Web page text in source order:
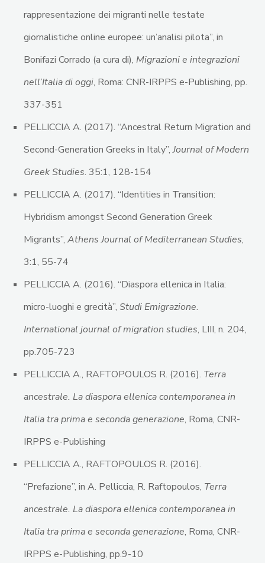
rappresentazione dei migranti nelle testate
giornalistiche online europee: un’analisi pilota”, in
Bonifazi Corrado (a cura di), Migrazioni e integrazioni
nell’Italia di oggi, Roma: CNR-IRPPS e-Publishing, pp.
337-351
PELLICCIA A. (2017). “Ancestral Return Migration and
Second-Generation Greeks in Italy”,Journal of Modern
Greek Studies. 35:1, 128-154
PELLICCIA A. (2017). “Identities in Transition:
Hybridism amongst Second Generation Greek
Migrants”, Athens Journal of Mediterranean Studies,
3:1, 55-74
PELLICCIA A. (2016). “Diaspora ellenica in Italia:
micro-luoghi e grecità”, Studi Emigrazione.
International journal of migration studies, LIII, n. 204,
pp.705-723
PELLICCIA A., RAFTOPOULOS R. (2016). Terra
ancestrale. La diaspora ellenica contemporanea in
Italia tra prima e seconda generazione, Roma, CNR-
IRPPS e-Publishing
PELLICCIA A., RAFTOPOULOS R. (2016).
“Prefazione”, in A. Pelliccia, R. Raftopoulos, Terra
ancestrale. La diaspora ellenica contemporanea in
Italia tra prima e seconda generazione, Roma, CNR-
IRPPS e-Publishing, pp.9-10